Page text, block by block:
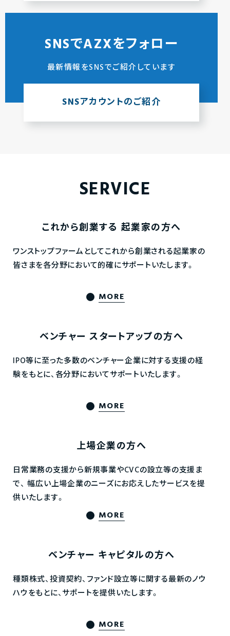
SNSでAZXをフォロー
最新情報をSNSでご紹介しています
SNSアカウントのご紹介
SERVICE
これから創業する 起業家の方へ
ワンストップファームとしてこれから創業される起業家の
皆さまを各分野において的確にサポートいたします。
MORE
ベンチャー スタートアップの方へ
IPO等に至った多数のベンチャー企業に対する支援の経
験をもとに、各分野においてサポートいたします。
MORE
上場企業の方へ
日常業務の支援から新規事業やCVCの設立等の支援ま
で、 幅広い上場企業のニーズにお応えしたサービスを提
供いたします。
MORE
ベンチャー キャピタルの方へ
種類株式、投資契約、ファンド設立等に関する最新のノウ
ハウをもとに、サポートを提供いたします。
MORE